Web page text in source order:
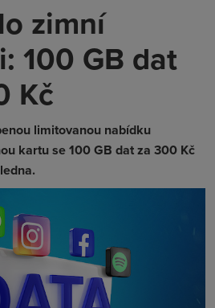
zimní
100 GB dat
Kč
limitovanou nabídku
kartu se 100 GB dat za 300 Kč